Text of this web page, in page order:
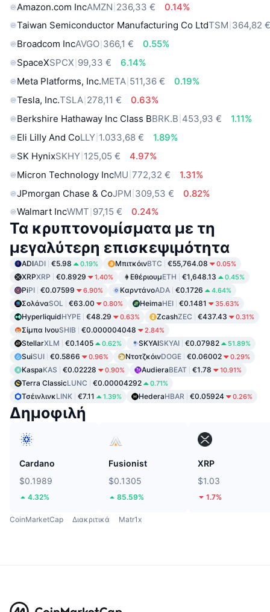
Amazon.com IncAMZN 236,33 €
0.14%
Taiwan Semiconductor Manufacturing Co LtdTSM 364,82
Broadcom IncAVGO 366,1 €
0.55%
SpaceXSPCX 99,33 €
6.14%
Meta Platforms, Inc.META 511,36 €
0.19%
Tesla, Inc.TSLA 278,11 €
0.63%
Berkshire Hathaway Inc Class BBRK.B 453,93 €
1.11%
Eli Lilly And CoLLY 1.033,68 €
1.89%
SK HynixSKHY 125,05 €
4.97%
Micron Technology IncMU 772,32 €
1.31%
JPmorgan Chase & CoJPM 309,53 €
0.82%
Walmart IncWMT 97,15 € 0.24%
Τα κρυπτονομίσματα με τη
μεγαλύτερη επισκεψιμότητα
ADIADI €5.98 0.19% ΜπιτκόινBTC €55,764.08 0.05%
XRPXRP €0.8929 1.40% ΕθέριουμETH €1,648.13 0.45%
PiPI €0.07599 6.90% ΚαρντάνοADA €0.1726 4.64%
ΣολάναSOL €63.00 0.80% HeimaHEI €0.1481 35.63%
HyperliquidHYPE €48.29 0.63% ZcashZEC €437.43 0.31%
Σίμπα ΙνουSHIB €0.000004048 2.84%
StellarXLM €0.1405 0.62% SKYAISKYAI €0.07982 51.89%
SuiSUI €0.5866 0.96% ΝτοτζκόινDOGE €0.06002 0.29%
KaspaKAS €0.02228 0.90% AudieraBEAT €1.78 10.91%
Terra ClassicLUNC €0.00004292 0.71%
ΤσέινλινκLINK €7.11 1.39% HederaHBAR €0.05924 0.26%
Δημοφιλή
Cardano
$0.1989
4.32%
Fusionist
$0.1305
85.59%
XRP
$1.03
1.7%
CoinMarketCap Διακριτικά Matr1x